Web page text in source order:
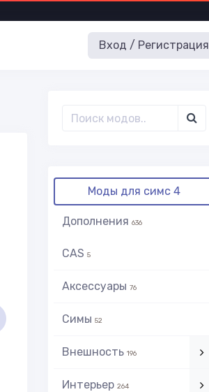
Вход / Регистрация
Моды для симс 4
Дополнения 636
CAS 5
Аксессуары 76
Симы 52
Внешность 196
Интерьер 264